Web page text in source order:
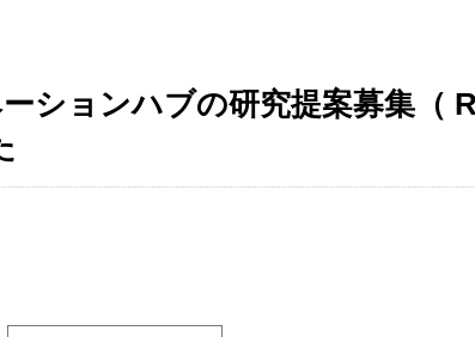
ションハブの研究提案募集（